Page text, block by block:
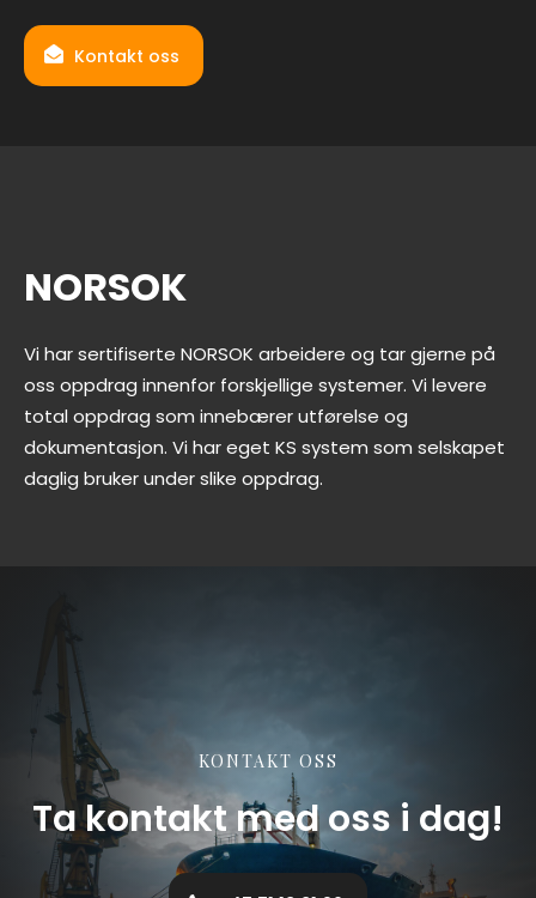
Kontakt oss
NORSOK
Vi har sertifiserte NORSOK arbeidere og tar gjerne på
oss oppdrag innenfor forskjellige systemer. Vi levere
total oppdrag som innebærer utførelse og
dokumentasjon. Vi har eget KS system som selskapet
daglig bruker under slike oppdrag.
KONTAKT OSS
Ta kontakt med oss i dag!